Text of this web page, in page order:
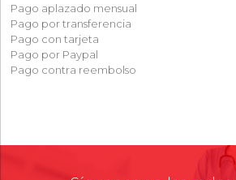
Pago aplazado mensual
Pago por transferencia
Pago con tarjeta
Pago por Paypal
Pago contra reembolso